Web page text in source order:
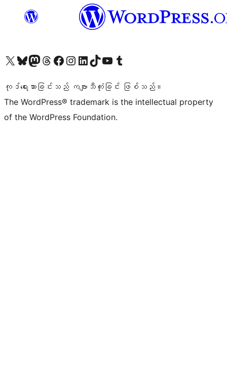
ကျွန်ုပ်တို့၏ X (ယခင် Twitter) အကောင့်သို့ သွားရောက်ကြည့်ရှုပါကျွန်ုပ်တို့၏ Bluesky အကောင့်သို့ ဝင်ရောက်ကြည့်ရှုရန်
ကျွန်ုပ်တို့၏ Mastodon အကောင့်သို့ သွားရောက်ကြည့်ရှုပါကျွန်ုပ်တို့၏ Threads အကောင့်သို့ ဝင်ရောက်ကြည့်ရှုရန်
ကျွန်ုပ်တို့၏ Facebook စာမျက်နှာသို့ သွားရောက်ကြည့်ရှုပါကျွန်ုပ်တို့၏ Instagram အကောင့်သို့ သွားရောက်ကြည့်ရှုပါ ကျွန်ုပ်တို့၏ LinkedIn အကောင့်သို့ သွားရောက်ကြည့်ရှုပါကျွန်ုပ်တို့၏ TikTok အကောင့်သို့ ဝင်ရောက်ကြည့်ရှုရန်
ကျွန်ုပ်တို့၏ YouTube ချန်နယ်သို့ သွားရောက်ကြည့်ရှုပါ ကျွန်ုပ်တို့၏ Tumblr အကောင့်သို့ ဝင်ရောက်ကြည့်ရှုရန်
ကုဒ်ရေးသားခြင်းသည် ကဗျာသီကုံးခြင်း ဖြစ်သည်။
The WordPress® trademark is the intellectual property
of the WordPress Foundation.